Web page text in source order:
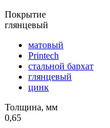
Покрытие
глянцевый
матовый
Printech
стальной бархат
глянцевый
цинк
Толщина, мм
0,65